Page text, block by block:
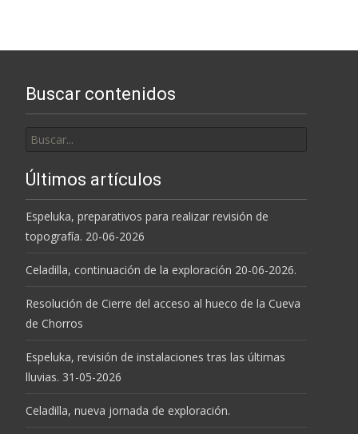
Buscar contenidos
por:
Últimos artículos
Espeluka, preparativos para realizar revisión de
topografía. 20-06-2026
Celadilla, continuación de la exploración 20-06-2026.
Resolución de Cierre del acceso al hueco de la Cueva
de Chorros
Espeluka, revisión de instalaciones tras las últimas
lluvias. 31-05-2026
Celadilla, nueva jornada de exploración.